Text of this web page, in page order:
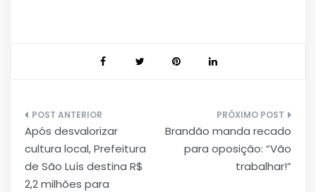
Navegação
de
Post
Após desvalorizar
cultura local, Prefeitura
de São Luís destina R$
2,2 milhões para
Brandão manda recado
para oposição: “Vão
trabalhar!”